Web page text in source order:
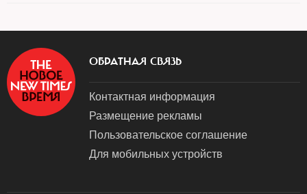
ОБРАТНАЯ СВЯЗЬ
Контактная информация
Размещение рекламы
Пользовательское соглашение
Для мобильных устройств